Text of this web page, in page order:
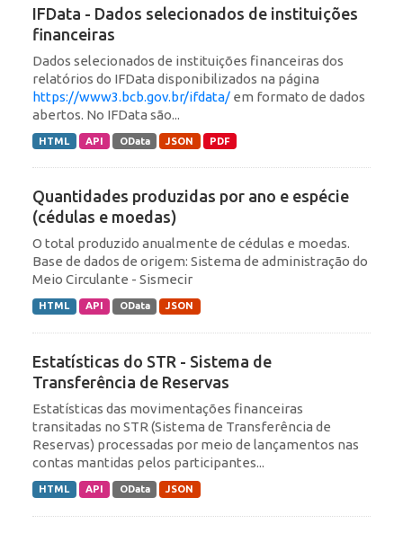
IFData - Dados selecionados de instituições
financeiras
Dados selecionados de instituições financeiras dos
relatórios do IFData disponibilizados na página
https://www3.bcb.gov.br/ifdata/ em formato de dados
abertos. No IFData são...
HTML API OData JSON PDF
Quantidades produzidas por ano e espécie
(cédulas e moedas)
O total produzido anualmente de cédulas e moedas.
Base de dados de origem: Sistema de administração do
Meio Circulante - Sismecir
HTML API OData JSON
Estatísticas do STR - Sistema de
Transferência de Reservas
Estatísticas das movimentações financeiras
transitadas no STR (Sistema de Transferência de
Reservas) processadas por meio de lançamentos nas
contas mantidas pelos participantes...
HTML API OData JSON